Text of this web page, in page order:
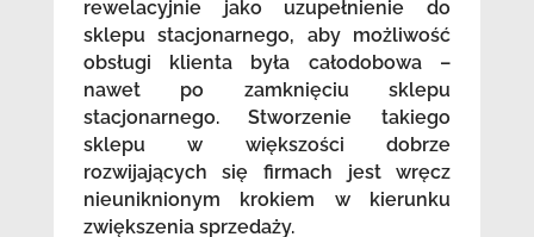
rewelacyjnie jako uzupełnienie do
sklepu stacjonarnego, aby możliwość
obsługi klienta była całodobowa –
nawet po zamknięciu sklepu
stacjonarnego. Stworzenie takiego
sklepu w większości dobrze
rozwijających się firmach jest wręcz
nieuniknionym krokiem w kierunku
zwiększenia sprzedaży.